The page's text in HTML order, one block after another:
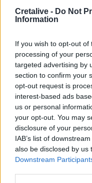
Cretalive - Do Not
Information
If you wish to opt-out
processing of your
targeted advertising by
section to confirm your
opt-out request is
interest-based ads
us or personal
your opt-out. You may
disclosure of your
IAB’s list of
also be disclosed by us
Downstream
14:17
14:01
Άντριου: Μυστικό
πεθάνει, παρά την
Σε ετοιμότητα η
13:45
Κρήτη: Και την
πυρκαγιάς